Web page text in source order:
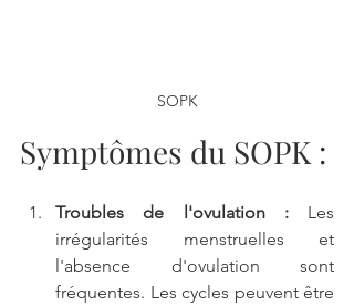
SOPK
Symptômes du SOPK :
Troubles de l'ovulation : Les
irrégularités menstruelles et
l'absence d'ovulation sont
fréquentes. Les cycles peuvent être